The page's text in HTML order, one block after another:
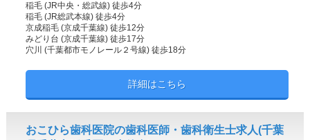
稲毛 (JR中央・総武線) 徒歩4分
稲毛 (JR総武本線) 徒歩4分
京成稲毛 (京成千葉線) 徒歩12分
みどり台 (京成千葉線) 徒歩17分
穴川 (千葉都市モノレール２号線) 徒歩18分
詳細はこちら
おこひら歯科医院の歯科医師・歯科衛生士求人(千葉